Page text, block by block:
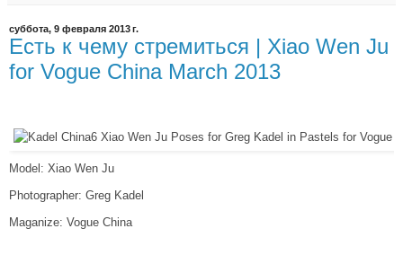
суббота, 9 февраля 2013 г.
Есть к чему стремиться | Xiao Wen Ju
for Vogue China March 2013
Model: Xiao Wen Ju
Photographer: Greg Kadel
Maganize: Vogue China